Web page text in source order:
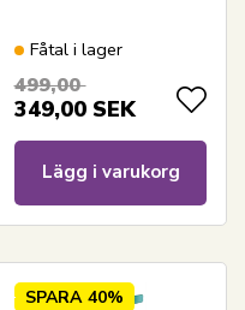
Fåtal i lager
499,00
349,00 SEK
Lägg i varukorg
SPARA 40%